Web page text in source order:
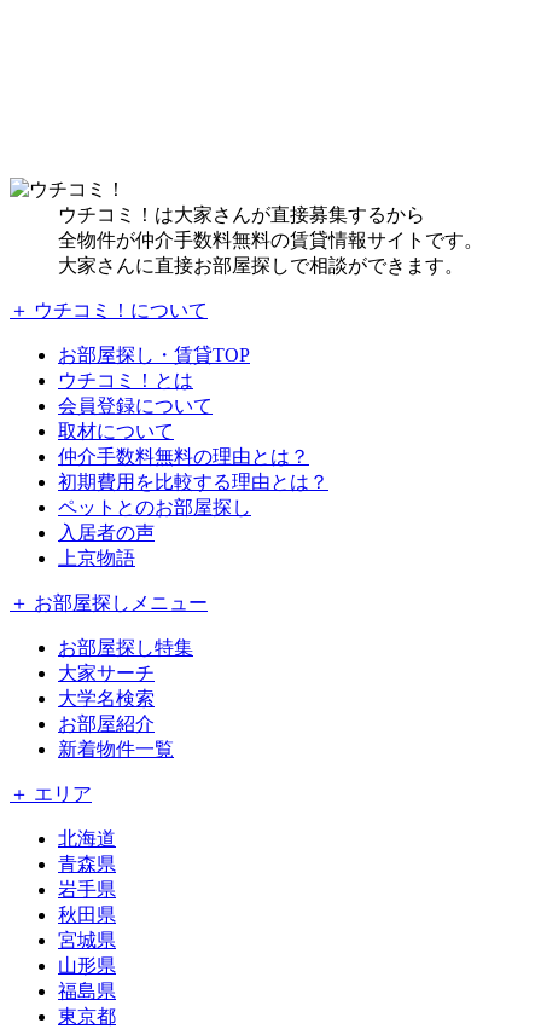
ウチコミ！は大家さんが直接募集するから
全物件が仲介手数料無料の賃貸情報サイトです。
大家さんに直接お部屋探しで相談ができます。
＋ ウチコミ！について
お部屋探し・賃貸TOP
ウチコミ！とは
会員登録について
取材について
仲介手数料無料の理由とは？
初期費用を比較する理由とは？
ペットとのお部屋探し
入居者の声
上京物語
＋ お部屋探しメニュー
お部屋探し特集
大家サーチ
大学名検索
お部屋紹介
新着物件一覧
＋ エリア
北海道
青森県
岩手県
秋田県
宮城県
山形県
福島県
東京都